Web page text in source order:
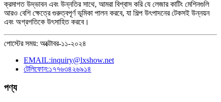
ক্রমাগত উদ্ভাবন এবং উন্নতির সাথে, আমরা বিশ্বাস করি যে লেজার কাটিং মেশিনগুলি
আরও বেশি ক্ষেত্রে গুরুত্বপূর্ণ ভূমিকা পালন করবে, যা শিল্প উৎপাদনের টেকসই উন্নয়ন
এবং অগ্রগতিকে উৎসাহিত করবে।
পোস্টের সময়: অক্টোবর-১১-২০২৪
EMAIL:inquiry@lxshow.net
টেলিফোন:১৭৭৬৩৪২৬৯১৪
পণ্য